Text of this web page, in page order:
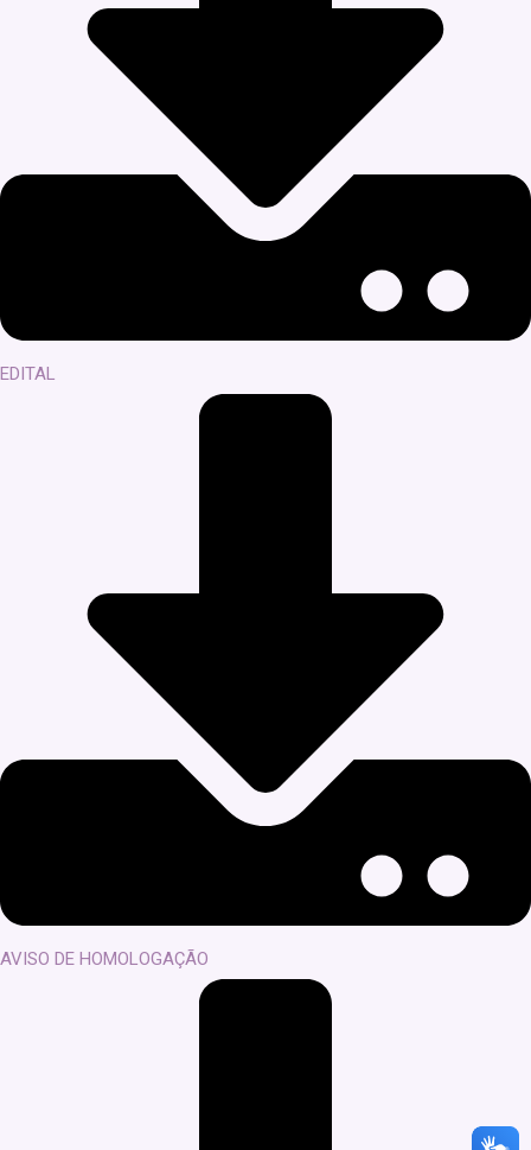
EDITAL
AVISO DE HOMOLOGAÇÃO